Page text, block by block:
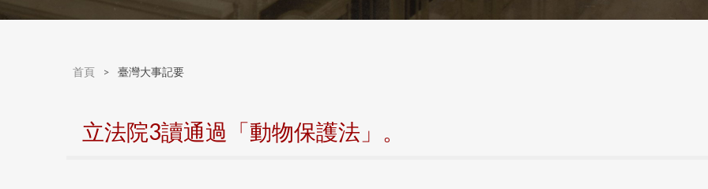
首頁 > 臺灣大事記要
立法院3讀通過「動物保護法」。